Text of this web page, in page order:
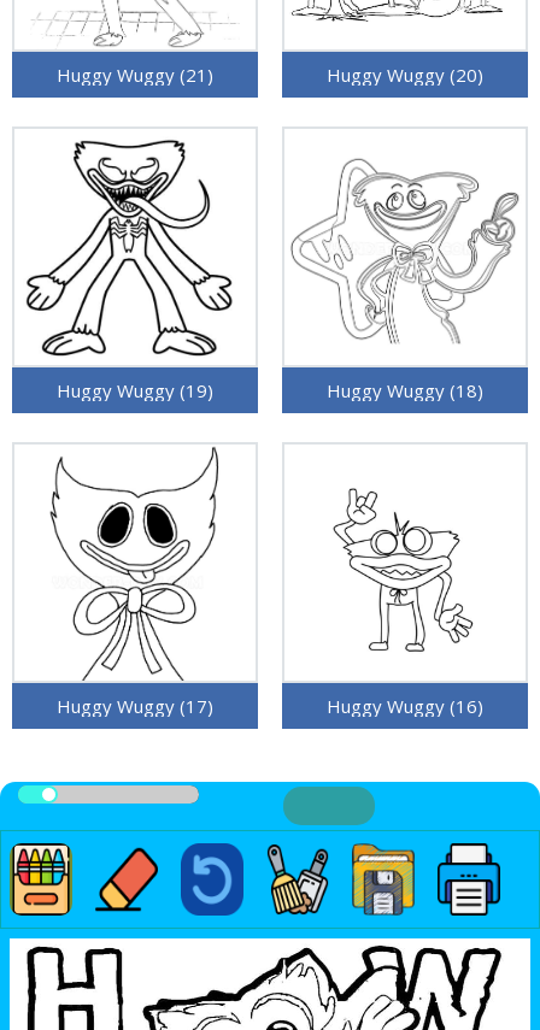
Huggy Wuggy (21) Huggy Wuggy (20)
Huggy Wuggy (19) Huggy Wuggy (18)
Huggy Wuggy (17) Huggy Wuggy (16)